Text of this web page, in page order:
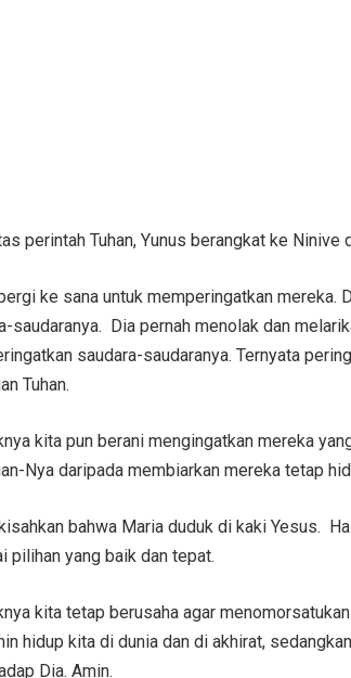
perintah Tuhan, Yunus berangkat ke
ke sana untuk memperingatkan mereka.
saudaranya. Dia pernah menolak dan
saudara-saudaranya. Ternyata
Tuhan.
kita pun berani mengingatkan mereka
Nya daripada membiarkan mereka tetap
bahwa Maria duduk di kaki Yesus.
pilihan yang baik dan tepat.
kita tetap berusaha agar
hidup kita di dunia dan di akhirat,
Dia. Amin.